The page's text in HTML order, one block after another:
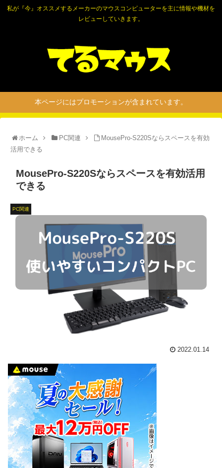
私が『今』オススメするメーカーのマウスコンピューターを主に情報や機材を
レビューしていきます。
本ページにはプロモーションが含まれています。
ホーム PC関連
MousePro-S220Sならスペースを有効
活用できる
MousePro-S220Sならスペースを有効活用
できる
PC関連
2022.01.14